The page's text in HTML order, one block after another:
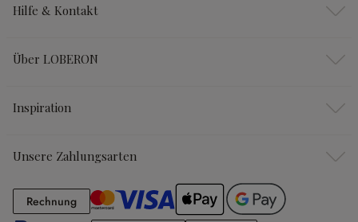
Hilfe & Kontakt
Über LOBERON
Inspiration
Unsere Zahlungsarten
RechnungRechnung